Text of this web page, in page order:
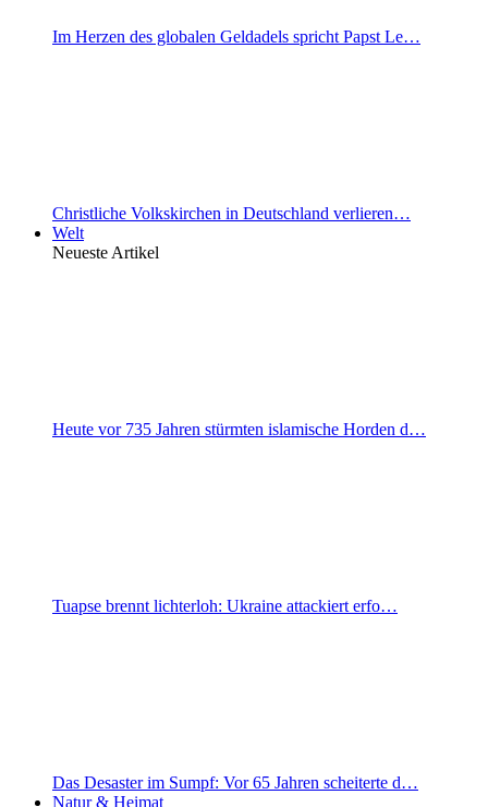
Im Herzen des globalen Geldadels spricht Papst Le…
Christliche Volkskirchen in Deutschland verlieren…
Welt
Neueste Artikel
Heute vor 735 Jahren stürmten islamische Horden d…
Tuapse brennt lichterloh: Ukraine attackiert erfo…
Das Desaster im Sumpf: Vor 65 Jahren scheiterte d…
Natur & Heimat